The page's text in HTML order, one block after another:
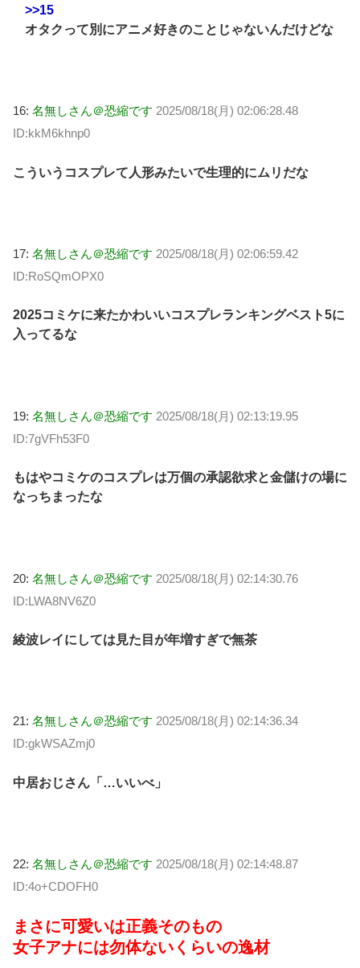
>>15
オタクって別にアニメ好きのことじゃないんだけどな
16: 名無しさん＠恐縮です 2025/08/18(月) 02:06:28.48
ID:kkM6khnp0
こういうコスプレて人形みたいで生理的にムリだな
17: 名無しさん＠恐縮です 2025/08/18(月) 02:06:59.42
ID:RoSQmOPX0
2025コミケに来たかわいいコスプレランキングベスト5に
入ってるな
19: 名無しさん＠恐縮です 2025/08/18(月) 02:13:19.95
ID:7gVFh53F0
もはやコミケのコスプレは万個の承認欲求と金儲けの場に
なっちまったな
20: 名無しさん＠恐縮です 2025/08/18(月) 02:14:30.76
ID:LWA8NV6Z0
綾波レイにしては見た目が年増すぎで無茶
21: 名無しさん＠恐縮です 2025/08/18(月) 02:14:36.34
ID:gkWSAZmj0
中居おじさん「…いいべ」
22: 名無しさん＠恐縮です 2025/08/18(月) 02:14:48.87
ID:4o+CDOFH0
まさに可愛いは正義そのもの
女子アナには勿体ないくらいの逸材